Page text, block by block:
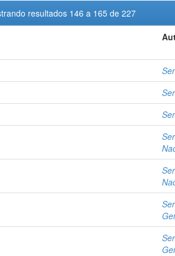
resultados 146 a 165 de 227